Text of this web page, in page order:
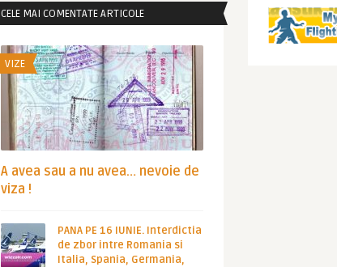
CELE MAI COMENTATE ARTICOLE
VIZE
A avea sau a nu avea… nevoie de
viza !
PANA PE 16 IUNIE. Interdictia
de zbor intre Romania si
Italia, Spania, Germania,